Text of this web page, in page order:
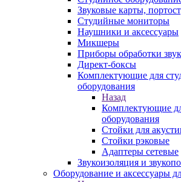
Звуковые карты,
Студийные мониторы
Наушники и аксессуары
Микшеры
Приборы обработки
Директ-боксы
Комплектующие для
оборудования
Назад
Комплектующие
оборудования
Стойки для
Стойки рэковые
Адаптеры сетевые
Звукоизоляция и
Оборудование и аксессуары